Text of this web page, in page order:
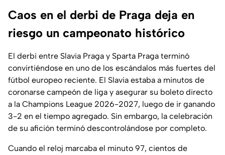
Caos en el derbi de Praga deja en
riesgo un campeonato histórico
El derbi entre Slavia Praga y Sparta Praga terminó
convirtiéndose en uno de los escándalos más fuertes del
fútbol europeo reciente. El Slavia estaba a minutos de
coronarse campeón de liga y asegurar su boleto directo
a la Champions League 2026-2027, luego de ir ganando
3-2 en el tiempo agregado. Sin embargo, la celebración
de su afición terminó descontrolándose por completo.
Cuando el reloj marcaba el minuto 97, cientos de